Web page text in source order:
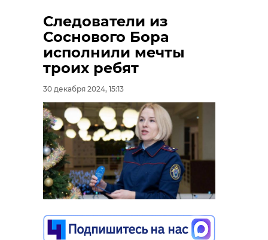
Следователи из
Соснового Бора
исполнили мечты
троих ребят
30 декабря 2024, 15:13